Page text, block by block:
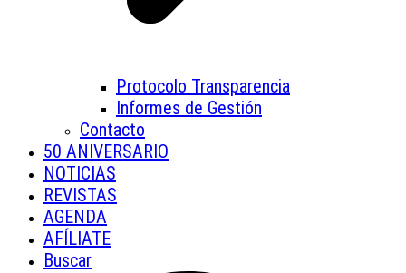
Protocolo Transparencia
Informes de Gestión
Contacto
50 ANIVERSARIO
NOTICIAS
REVISTAS
AGENDA
AFÍLIATE
Buscar